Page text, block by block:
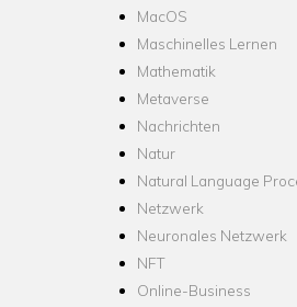
MacOS
Maschinelles Lernen
Mathematik
Metaverse
Nachrichten
Natur
Natural Language
Netzwerk
Neuronales Netzwerk
NFT
Online-Business